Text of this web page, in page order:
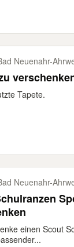
Neuenahr-
Tapete.
Neuenahr-
einen Scout